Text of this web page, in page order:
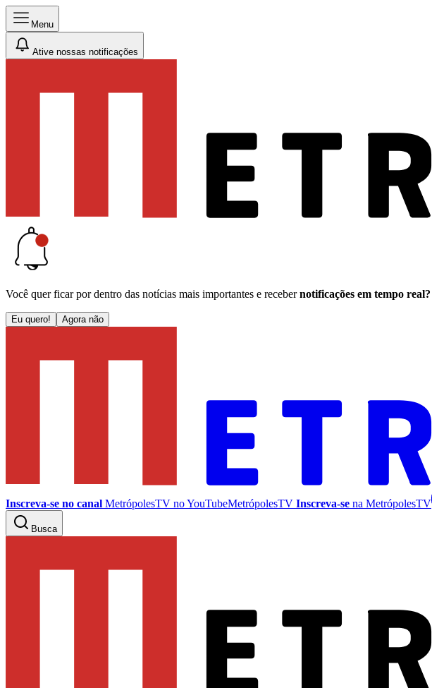
Menu
Ative nossas notificações
Você quer ficar por dentro das notícias mais importantes e receber notificações em tempo real?
Eu quero! Agora não
Inscreva-se no canal MetrópolesTV noYouTubeMetrópolesTV Inscreva-se na MetrópolesTV
Busca